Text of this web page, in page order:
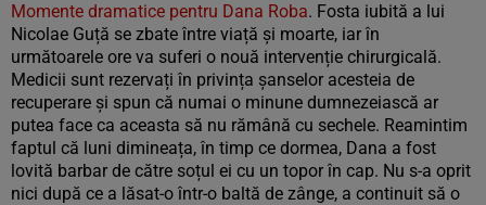
Momente dramatice pentru Dana Roba. Fosta iubită a lui
Nicolae Guță se zbate între viață și moarte, iar în
următoarele ore va suferi o nouă intervenție chirurgicală.
Medicii sunt rezervați în privința șanselor acesteia de
recuperare și spun că numai o minune dumnezeiască ar
putea face ca aceasta să nu rămână cu sechele. Reamintim
faptul că luni dimineața, în timp ce dormea, Dana a fost
lovită barbar de către soțul ei cu un topor în cap. Nu s-a oprit
nici după ce a lăsat-o într-o baltă de zânge, a continuit să o